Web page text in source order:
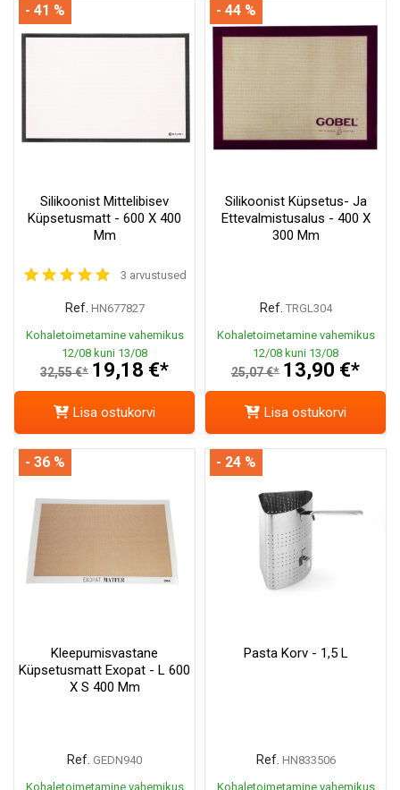
Silikoonist Mittelibisev
Küpsetusmatt - 600 X 400
Mm
3 arvustused
Ref. HN677827
Kohaletoimetamine vahemikus
12/08 kuni 13/08
32,55 €* 19,18 €*
- 41 %
Lisa ostukorvi
Silikoonist Küpsetus- Ja
Ettevalmistusalus - 400 X
300 Mm
Ref. TRGL304
Kohaletoimetamine vahemikus
12/08 kuni 13/08
25,07 €* 13,90 €*
- 44 %
Lisa ostukorvi
Kleepumisvastane
Küpsetusmatt Exopat - L 600
X S 400 Mm
Ref. GEDN940
Kohaletoimetamine vahemikus
- 36 %
Pasta Korv - 1,5 L
Ref. HN833506
Kohaletoimetamine vahemikus
- 24 %